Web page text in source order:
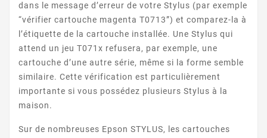
dans le message d’erreur de votre Stylus (par exemple
“vérifier cartouche magenta T0713”) et comparez-la à
l’étiquette de la cartouche installée. Une Stylus qui
attend un jeu T071x refusera, par exemple, une
cartouche d’une autre série, même si la forme semble
similaire. Cette vérification est particulièrement
importante si vous possédez plusieurs Stylus à la
maison.
Sur de nombreuses Epson STYLUS, les cartouches